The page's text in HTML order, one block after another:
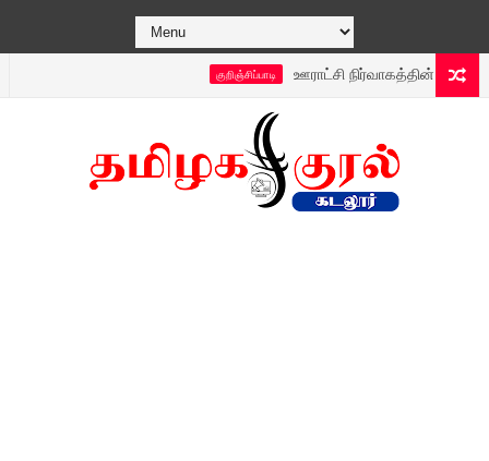
குறிஞ்சிப்பாடி ஊராட்சி நிர்வாகத்தின் புதிய